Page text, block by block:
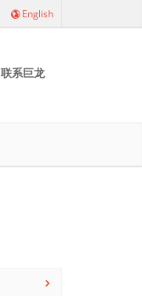
English
联系巨龙